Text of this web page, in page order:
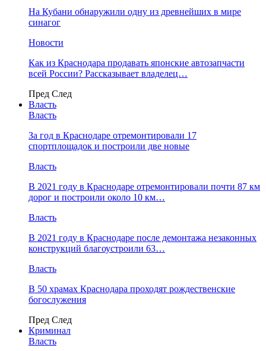
На Кубани обнаружили одну из древнейших в мире
синагог
Новости
Как из Краснодара продавать японские автозапчасти
всей России? Рассказывает владелец…
Пред След
Власть
Власть
За год в Краснодаре отремонтировали 17
спортплощадок и построили две новые
Власть
В 2021 году в Краснодаре отремонтировали почти 87 км
дорог и построили около 10 км…
Власть
В 2021 году в Краснодаре после демонтажа незаконных
конструкций благоустроили 63…
Власть
В 50 храмах Краснодара проходят рождественские
богослужения
Пред След
Криминал
Власть